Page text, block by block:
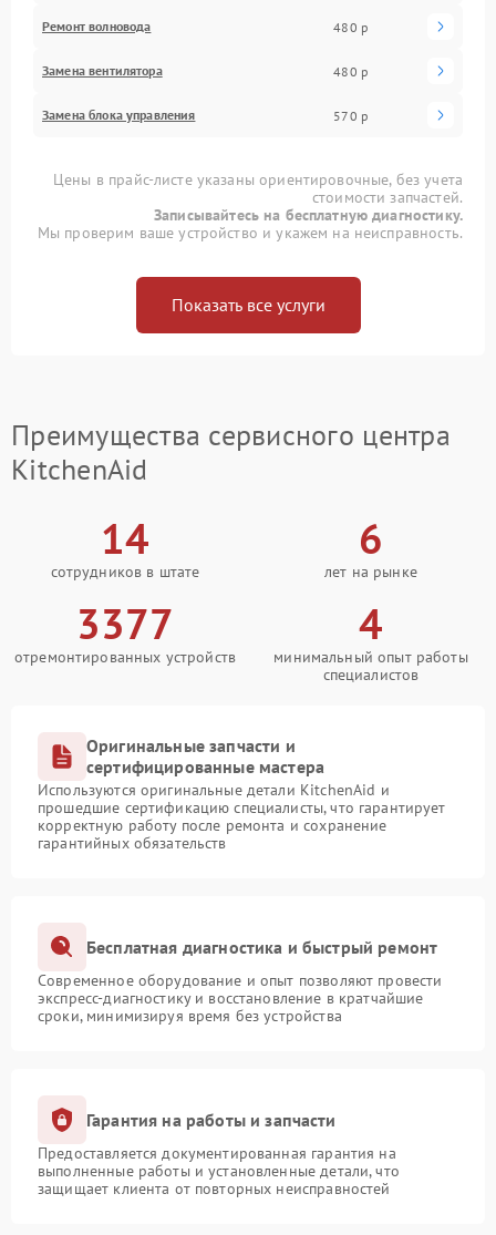
Ремонт волновода 480 р
Замена вентилятора 480 р
Замена блока управления 570 р
Цены в прайс-листе указаны ориентировочные, без учета
стоимости запчастей.
Записывайтесь на бесплатную диагностику.
Мы проверим ваше устройство и укажем на неисправность.
Показать все услуги
Преимущества сервисного центра
KitchenAid
14
сотрудников в штате
6
лет на рынке
3377
отремонтированных устройств
4
минимальный опыт работы
специалистов
Оригинальные запчасти и
сертифицированные мастера
Используются оригинальные детали KitchenAid и
прошедшие сертификацию специалисты, что гарантирует
корректную работу после ремонта и сохранение
гарантийных обязательств
Бесплатная диагностика и быстрый ремонт
Современное оборудование и опыт позволяют провести
экспресс-диагностику и восстановление в кратчайшие
сроки, минимизируя время без устройства
Гарантия на работы и запчасти
Предоставляется документированная гарантия на
выполненные работы и установленные детали, что
защищает клиента от повторных неисправностей